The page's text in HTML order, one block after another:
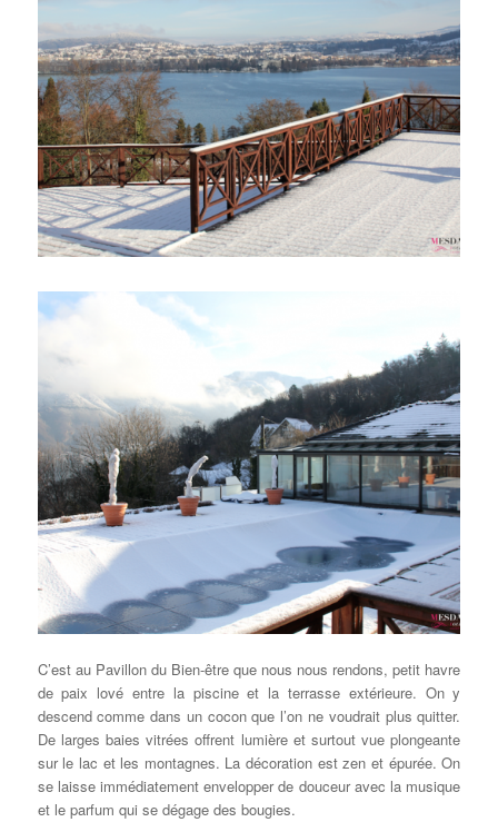
C’est au Pavillon du Bien-être que nous nous rendons, petit havre
de paix lové entre la piscine et la terrasse extérieure. On y
descend comme dans un cocon que l’on ne voudrait plus quitter.
De larges baies vitrées offrent lumière et surtout vue plongeante
sur le lac et les montagnes. La décoration est zen et épurée. On
se laisse immédiatement envelopper de douceur avec la musique
et le parfum qui se dégage des bougies.